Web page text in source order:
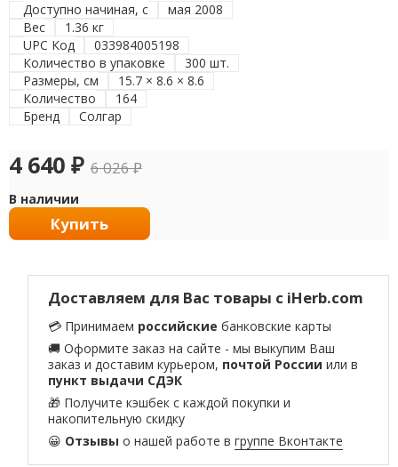
Доступно начиная, с
мая 2008
Вес
1.36 кг
UPC Код
033984005198
Количество в упаковке
300 шт.
Размеры, см
15.7 × 8.6 × 8.6
Количество
164
Бренд
Солгар
4 640 ₽ 6 026₽
В наличии
Купить
Доставляем для Вас товары с iHerb.com
💳 Принимаем российские банковские карты
🚚 Оформите заказ на сайте - мы выкупим Ваш
заказ и доставим курьером, почтой России или в
пункт выдачи СДЭК
🎁 Получите кэшбек с каждой покупки и
накопительную скидку
😀 Отзывы о нашей работе вгруппе Вконтакте